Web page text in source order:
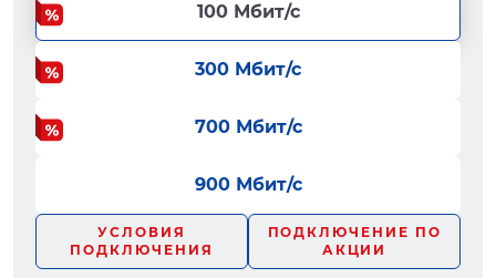
100 Мбит/с
300 Мбит/с
700 Мбит/с
900 Мбит/с
УСЛОВИЯ
ПОДКЛЮЧЕНИЯ
ПОДКЛЮЧЕНИЕ ПО
АКЦИИ